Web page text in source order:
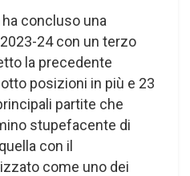
ha concluso una
24 con un terzo
la precedente
posizioni in più e 23
partite che
stupefacente di
con il
come uno dei